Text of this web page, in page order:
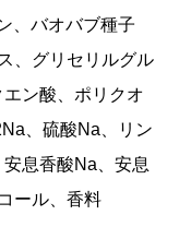
、バオバブ種子
、グリセリルグル
ン酸、ポリクオ
、硫酸Na、リン
息香酸Na、安息
ール、香料